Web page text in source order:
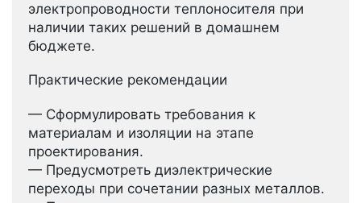
электропроводности теплоносителя при
наличии таких решений в домашнем
бюджете.
Практические рекомендации
— Сформулировать требования к
материалам и изоляции на этапе
проектирования.
— Предусмотреть диэлектрические
переходы при сочетании разных металлов.